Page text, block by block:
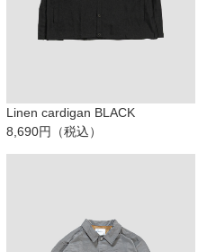
Linen cardigan BLACK
8,690円（税込）